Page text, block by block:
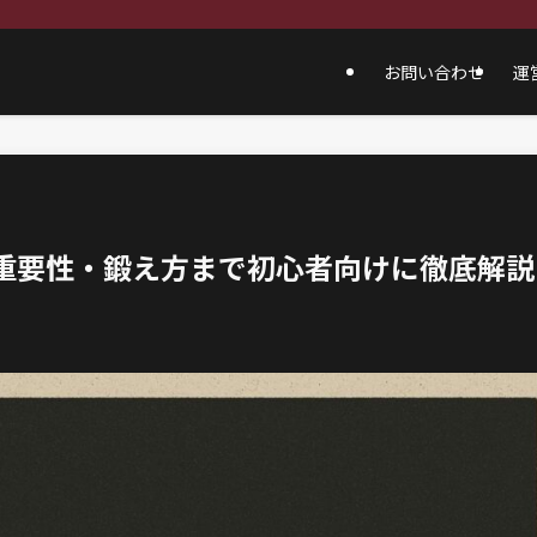
お問い合わせ 運
要性・鍛え方まで初心者向けに徹底解説